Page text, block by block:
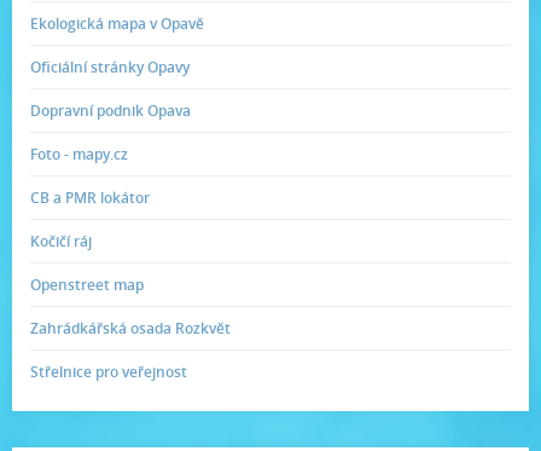
Ekologická mapa v Opavě
Oficiální stránky Opavy
Dopravní podnik Opava
Foto - mapy.cz
CB a PMR lokátor
Kočičí ráj
Openstreet map
Zahrádkářská osada Rozkvět
Střelnice pro veřejnost